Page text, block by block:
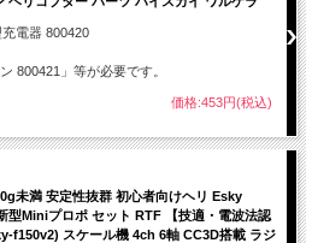
充電器 800420
800421」等が必要です。
価格:453円(税込)
未満 安定性抜群 初心者向けヘリ Esky
型Miniプロポ セット RTF 【技適・電波法認
f150v2) スケール機 4ch 6軸 CC3D搭載 ラジ